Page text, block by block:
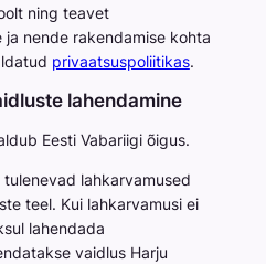
ning teavet
nende rakendamise kohta
privaatsuspoliitikas.
lahendamine
Eesti Vabariigi õigus.
lahkarvamused
teel. Kui lahkarvamusi ei
lahendada
vaidlus Harju